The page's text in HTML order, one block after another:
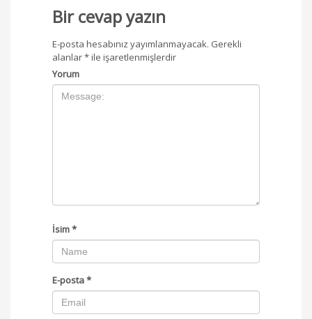
Bir cevap yazın
E-posta hesabınız yayımlanmayacak. Gerekli
alanlar*ile işaretlenmişlerdir
Yorum
İsim*
E-posta*